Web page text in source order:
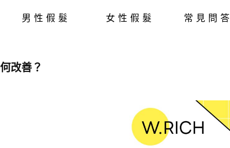
男性假髮 女性假髮 常見問答
改善？